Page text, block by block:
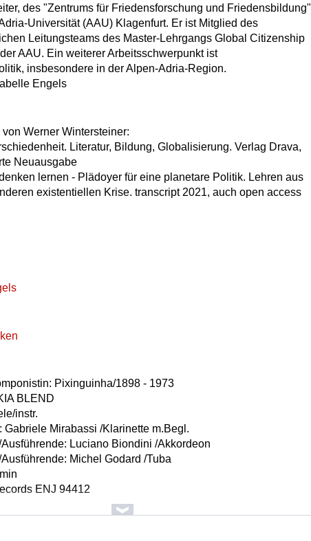
des "Zentrums für Friedensforschung und Friedensbildung"
Universität (AAU) Klagenfurt. Er ist Mitglied des
Leitungsteams des Master-Lehrgangs Global Citizenship
AAU. Ein weiterer Arbeitsschwerpunkt ist
insbesondere in der Alpen-Adria-Region.
Engels
Werner Wintersteiner:
Literatur, Bildung, Globalisierung. Verlag Drava,
Neuausgabe
lernen - Plädoyer für eine planetare Politik. Lehren aus
existentiellen Krise. transcript 2021, auch open access
Pixinguinha/1898 - 1973
BLEND
instr.
Gabriele Mirabassi /Klarinette m.Begl.
Luciano Biondini /Akkordeon
Michel Godard /Tuba
ENJ 94412
Gabriele Mirabassi